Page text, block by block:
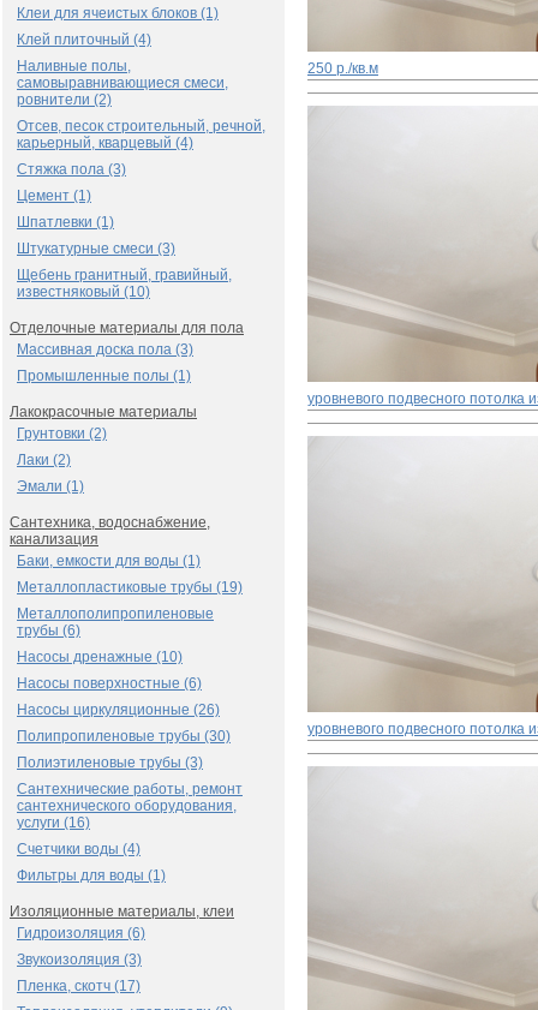
Клеи для ячеистых блоков (1)
Клей плиточный (4)
Наливные полы,
самовыравнивающиеся смеси,
ровнители (2)
Отсев, песок строительный, речной,
карьерный, кварцевый (4)
Стяжка пола (3)
Цемент (1)
Шпатлевки (1)
Штукатурные смеси (3)
Щебень гранитный, гравийный,
известняковый (10)
Отделочные материалы для пола
Массивная доска пола (3)
Промышленные полы (1)
Лакокрасочные материалы
Грунтовки (2)
Лаки (2)
Эмали (1)
Сантехника, водоснабжение,
канализация
Баки, емкости для воды (1)
Металлопластиковые трубы (19)
Металлополипропиленовые
трубы (6)
Насосы дренажные (10)
Насосы поверхностные (6)
Насосы циркуляционные (26)
Полипропиленовые трубы (30)
Полиэтиленовые трубы (3)
Сантехнические работы, ремонт
сантехнического оборудования,
услуги (16)
Счетчики воды (4)
Фильтры для воды (1)
Изоляционные материалы, клеи
Гидроизоляция (6)
Звукоизоляция (3)
Пленка, скотч (17)
250 р./кв.м
уровневого подвесного потолка
уровневого подвесного потолка